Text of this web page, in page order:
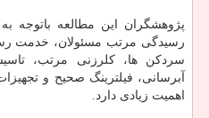
پژوهشگران این مطالعه باتوجه
رسیدگی مرتب مسئولان، خدمت
سردکن ها، کلرزنی مرتب،
آبرسانی، فیلترینگ صحیح و
اهمیت زیادی دارد.